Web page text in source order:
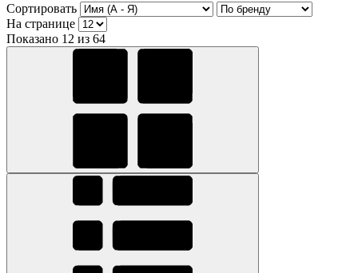
Сортировать
На странице
Показано 12 из 64